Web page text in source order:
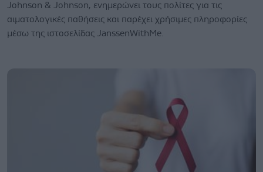
Johnson & Johnson, ενημερώνει τους πολίτες για τις
αιματολογικές παθήσεις και παρέχει χρήσιμες πληροφορίες
μέσω της ιστοσελίδας JanssenWithMe.